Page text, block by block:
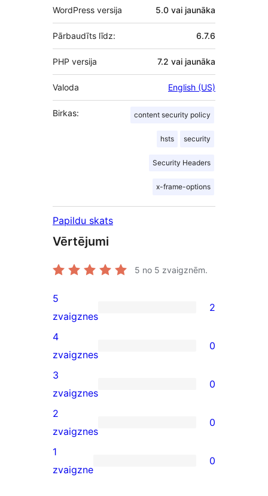
WordPress versija 5.0 vai jaunāka
Pārbaudīts līdz: 6.7.6
PHP versija 7.2 vai jaunāka
Valoda English (US)
Birkas: content security policy
hsts security
Security Headers
x-frame-options
Papildu skats
Vērtējumi
5 no 5 zvaigznēm.
2
5-
star
reviews
5
zvaigznes
2
0
4-
star
reviews
4
zvaigznes
0
0
3-
star
reviews
3
zvaigznes
0
0
2-
star
2
zvaigznes
0
0
1
zvaigzne
0